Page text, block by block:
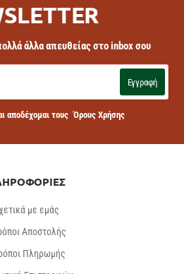
άλλα απευθείας στο inbox σου
Εγγραφή
αποδέχομαι τους Όρους Χρήσης
με εμάς
Αποστολής
Πληρωμής